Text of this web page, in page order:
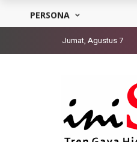
Jumat, Agustus 7
PERSONA